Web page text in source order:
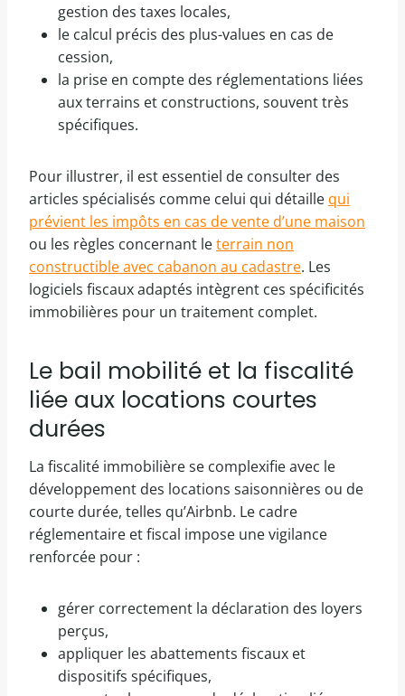
gestion des taxes locales,
le calcul précis des plus-values en cas de
cession,
la prise en compte des réglementations liées
aux terrains et constructions, souvent très
spécifiques.
Pour illustrer, il est essentiel de consulter des
articles spécialisés comme celui qui détaille qui
prévient les impôts en cas de vente d’une maison
ou les règles concernant leterrain non
constructible avec cabanon au cadastre. Les
logiciels fiscaux adaptés intègrent ces spécificités
immobilières pour un traitement complet.
Le bail mobilité et la fiscalité
liée aux locations courtes
durées
La fiscalité immobilière se complexifie avec le
développement des locations saisonnières ou de
courte durée, telles qu’Airbnb. Le cadre
réglementaire et fiscal impose une vigilance
renforcée pour :
gérer correctement la déclaration des loyers
perçus,
appliquer les abattements fiscaux et
dispositifs spécifiques,